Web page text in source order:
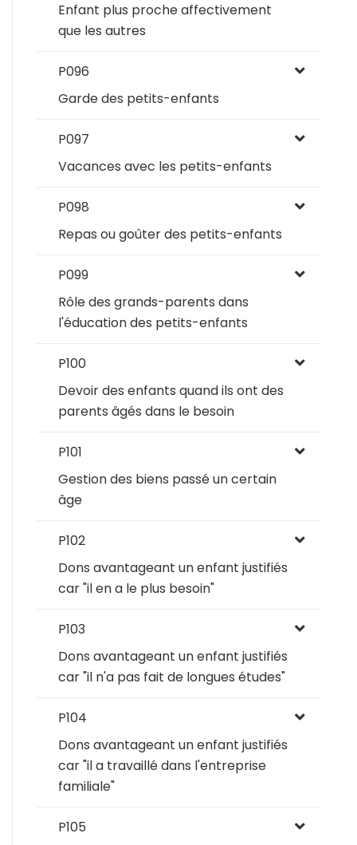
Enfant plus proche affectivement
que les autres
P096
Garde des petits-enfants
P097
Vacances avec les petits-enfants
P098
Repas ou goûter des petits-enfants
P099
Rôle des grands-parents dans
l'éducation des petits-enfants
P100
Devoir des enfants quand ils ont des
parents âgés dans le besoin
P101
Gestion des biens passé un certain
âge
P102
Dons avantageant un enfant justifiés
car "il en a le plus besoin"
P103
Dons avantageant un enfant justifiés
car "il n'a pas fait de longues études"
P104
Dons avantageant un enfant justifiés
car "il a travaillé dans l'entreprise
familiale"
P105